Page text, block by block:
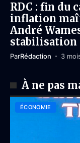
RDC : fin du
inflation
André
stabilisation
ParRédaction 3
À ne pas
ÉCONOMIE